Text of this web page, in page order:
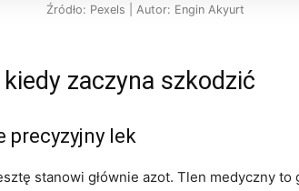
Źródło: Pexels | Autor: Engin Akyurt
zaczyna szkodzić
precyzyjny lek
stanowi głównie azot. Tlen medyczny